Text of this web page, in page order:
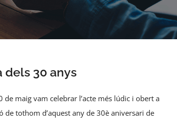
dels 30 anys
de maig vam celebrar l’acte més lúdic i obert a
de tothom d’aquest any de 30è aniversari de